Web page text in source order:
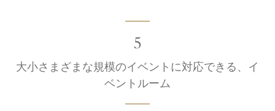
5
大小さまざまな規模のイベントに対応できる、イ
ベントルーム